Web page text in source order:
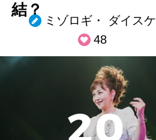
結？
ミゾロギ・ ダイスケ
48
20